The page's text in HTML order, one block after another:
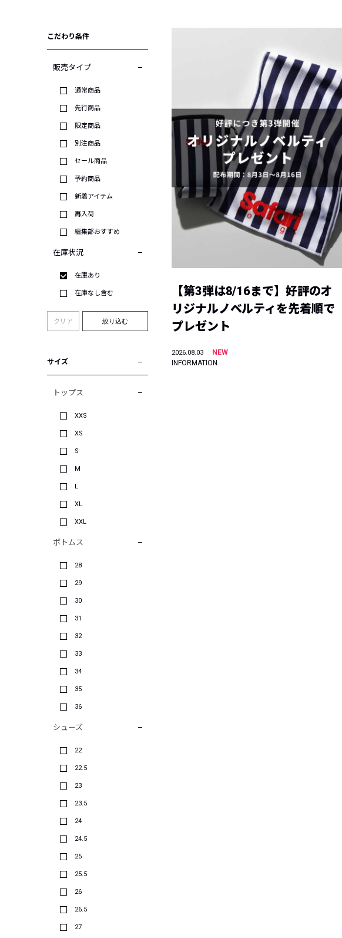
こだわり条件
販売タイプ
通常商品
先行商品
限定商品
別注商品
セール商品
予約商品
新着アイテム
再入荷
編集部おすすめ
在庫状況
在庫あり
在庫なし含む
クリア 絞り込む
サイズ
トップス
XXS
XS
S
M
L
XL
XXL
ボトムス
28
29
30
31
32
33
34
35
36
シューズ
22
22.5
23
23.5
24
24.5
25
25.5
26
26.5
27
【第3弾は8/16まで】好評のオ
リジナルノベルティを先着順で
プレゼント
2026.08.03
NEW
INFORMATION